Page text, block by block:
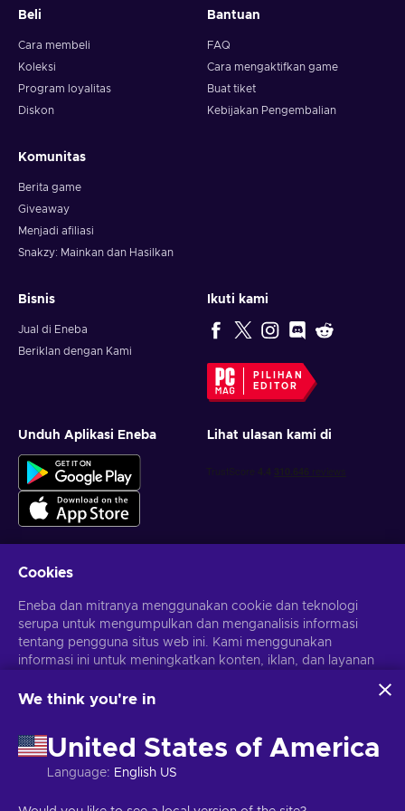
Beli
Cara membeli
Koleksi
Program loyalitas
Diskon
Bantuan
FAQ
Cara mengaktifkan game
Buat tiket
Kebijakan Pengembalian
Komunitas
Berita game
Giveaway
Menjadi afiliasi
Snakzy: Mainkan dan Hasilkan
Bisnis
Jual di Eneba
Beriklan dengan Kami
Ikuti kami
PILIHAN
EDITOR
Unduh Aplikasi Eneba Lihat ulasan kami di
Berlangganan
Kamu dapat berhenti berlangganan kapan saja. Kunjungi
Cookies
Eneba dan mitranya menggunakan cookie dan teknologi
serupa untuk mengumpulkan dan menganalisis informasi
tentang pengguna situs web ini. Kami menggunakan
informasi ini untuk meningkatkan konten, iklan, dan layanan
personalisasi iklan.
penggunaan teknologi ini oleh Eneba dan mitranya. Kamu
dapat menyesuaikan persetujuanmu dengan mengklik
'Sesuaikan'.
menggunakan datamu, lihat Keamanan & Privasi Google
We think you're in
United States of America
Language: English US